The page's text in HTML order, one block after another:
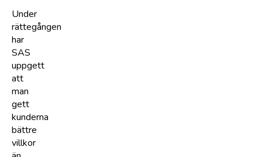
Under
rättegången
har
SAS
uppgett
att
man
gett
kunderna
bättre
villkor